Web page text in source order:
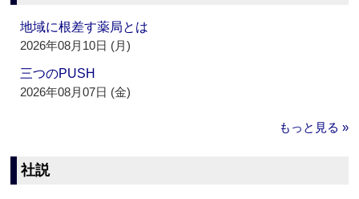
地域に根差す薬局とは
2026年08月10日 (月)
三つのPUSH
2026年08月07日 (金)
もっと見る »
社説